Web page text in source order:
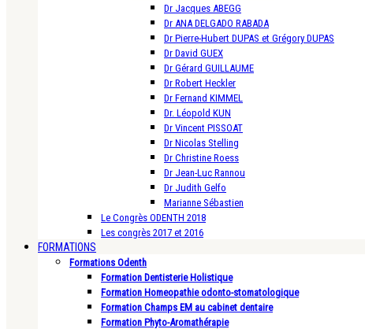
Dr Jacques ABEGG
Dr ANA DELGADO RABADA
Dr Pierre-Hubert DUPAS et Grégory DUPAS
Dr David GUEX
Dr Gérard GUILLAUME
Dr Robert Heckler
Dr Fernand KIMMEL
Dr. Léopold KUN
Dr Vincent PISSOAT
Dr Nicolas Stelling
Dr Christine Roess
Dr Jean-Luc Rannou
Dr Judith Gelfo
Marianne Sébastien
Le Congrès ODENTH 2018
Les congrès 2017 et 2016
FORMATIONS
Formations Odenth
Formation Dentisterie Holistique
Formation Homeopathie odonto-stomatologique
Formation Champs EM au cabinet dentaire
Formation Phyto-Aromathérapie